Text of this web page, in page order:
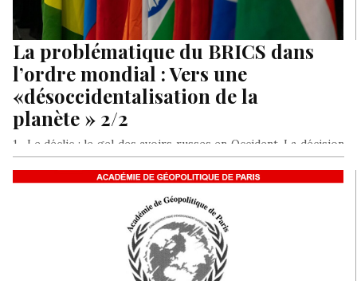
La problématique du BRICS dans
l’ordre mondial : Vers une
«désoccidentalisation de la
planète » 2/2
1- Le déclic : le gel des avoirs russes en Occident. La décision
de l’OTAN de geler les avoirs russes…